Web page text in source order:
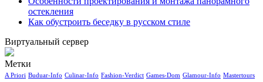
остекления
Как обустроить беседку в русском стиле
Виртуальный сервер
Метки
A Priori Buduar-Info Culinar-Info Fashion-Verdict Games-Dom Glamour-Info Mastertours